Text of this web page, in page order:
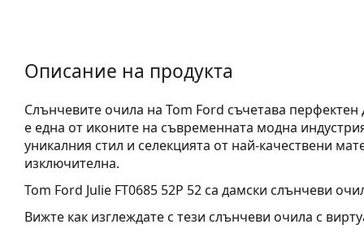
Описание на продукта
Слънчевите очила на Tom Ford съчетава перфектен
е една от иконите на съвременната модна
уникалния стил и селекцията от най-качествени
изключителна.
Tom Ford Julie FT0685 52P 52са дамски слънчеви
Вижте как изглеждате с тези слънчеви очила с